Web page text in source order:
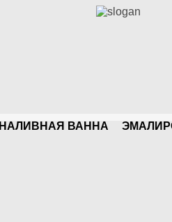
НАЛИВНАЯ ВАННА